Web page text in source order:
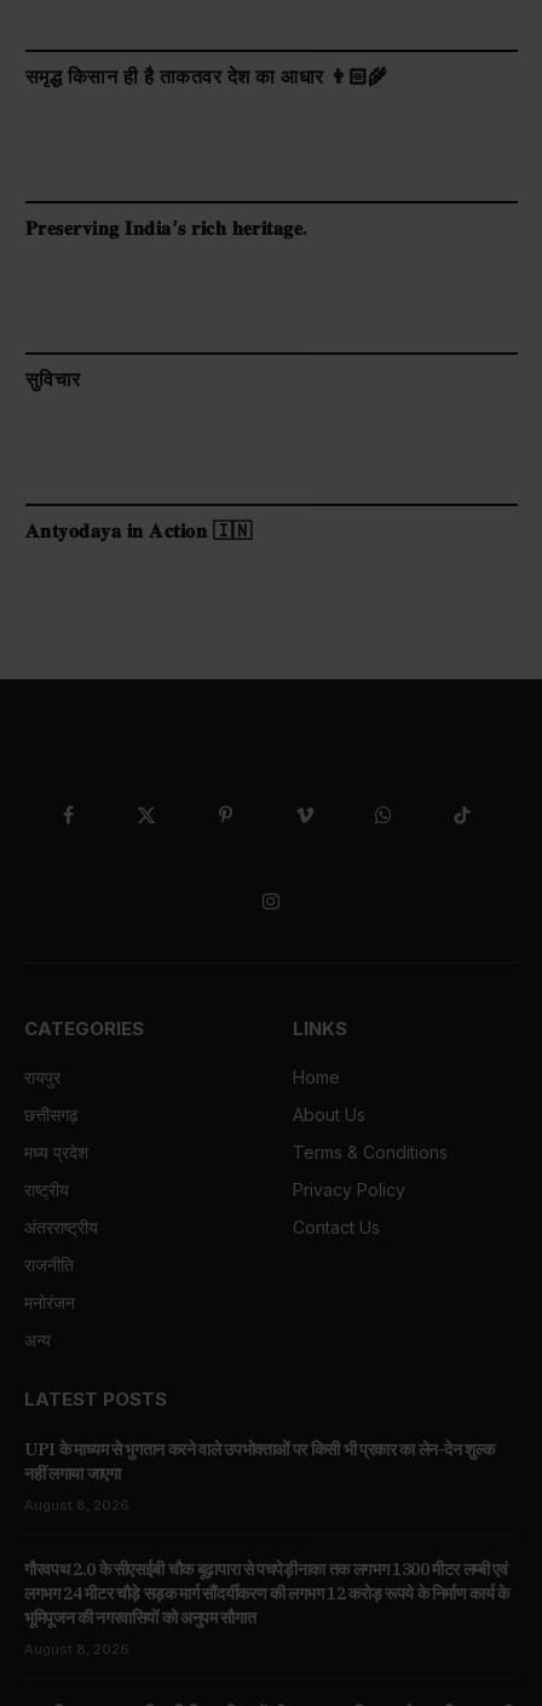
समृद्ध किसान ही है ताकतवर देश का आधार 👨🏻‍🌾
𝐏𝐫𝐞𝐬𝐞𝐫𝐯𝐢𝐧𝐠 𝐈𝐧𝐝𝐢𝐚’𝐬 𝐫𝐢𝐜𝐡 𝐡𝐞𝐫𝐢𝐭𝐚𝐠𝐞.
सुविचार
𝐀𝐧𝐭𝐲𝐨𝐝𝐚𝐲𝐚 𝐢𝐧 𝐀𝐜𝐭𝐢𝐨𝐧 🇮🇳
FacebookX
Pinterest Vimeo WhatsAppTikTok
Instagram
CATEGORIES
रायपुर
छत्तीसगढ़
मध्य प्रदेश
राष्ट्रीय
अंतरराष्ट्रीय
राजनीति
मनोरंजन
अन्य
LINKS
Home
About Us
Terms & Conditions
Privacy Policy
Contact Us
LATEST POSTS
UPI के माध्यम से भुगतान करने वाले उपभोक्ताओं पर किसी भी प्रकार का लेन-देन शुल्क
नहीं लगाया जाएगा
August 8, 2026
गौरवपथ 2.0 के सीएसईबी चौक बूढ़ापारा से पचपेड़ीनाका तक लगभग 1300 मीटर लम्बी एवं
लगभग 24 मीटर चौड़े सड़क मार्ग सौंदर्यीकरण की लगभग 12 करोड़ रूपये के निर्माण कार्य के
भूमिपूजन की नगरवासियों को अनुपम सौगात
August 8, 2026